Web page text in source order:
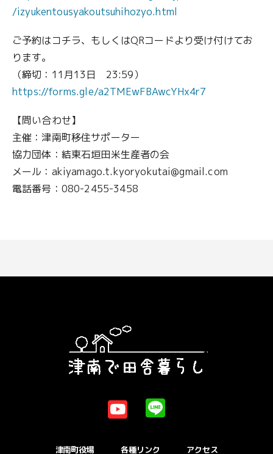
/izyukentousyakoutsuhihozyo.html
ご予約はコチラ、もしくはQRコードより受け付けてお
ります。
（締切：11月13日 23:59）
https://forms.gle/a2TMEwFBAwcYHx4r7
【問い合わせ】
主催：津南町移住サポーター
協力団体：結東石垣田米生産者の会
メール：akiyamago.t.kyoryokutai@gmail.com
電話番号：080-2455-3458
津南町役場 各種リンク アクセス